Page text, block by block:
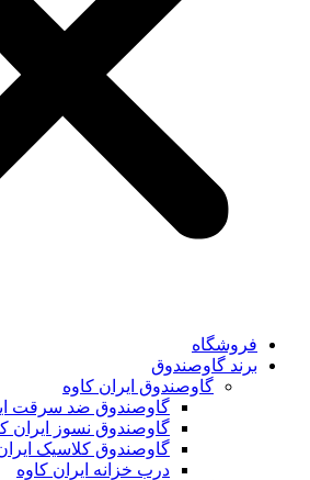
فروشگاه
برند گاوصندوق
گاوصندوق ایران کاوه
گاوصندوق ضد سرقت
گاوصندوق نسوز ایران
گاوصندوق کلاسیک
درب خزانه ایران کاوه